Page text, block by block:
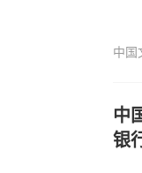
中国
中
银